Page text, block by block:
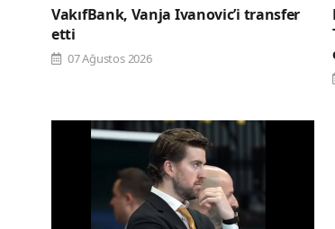
VakıfBank, Vanja Ivanovic’i transfer
etti
07 Ağustos 2026